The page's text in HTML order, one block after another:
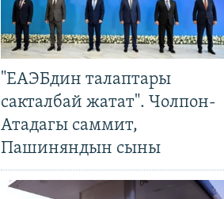
"ЕАЭБдин талаптары
сакталбай жатат". Чолпон-
Атадагы саммит,
Пашиняндын сыны